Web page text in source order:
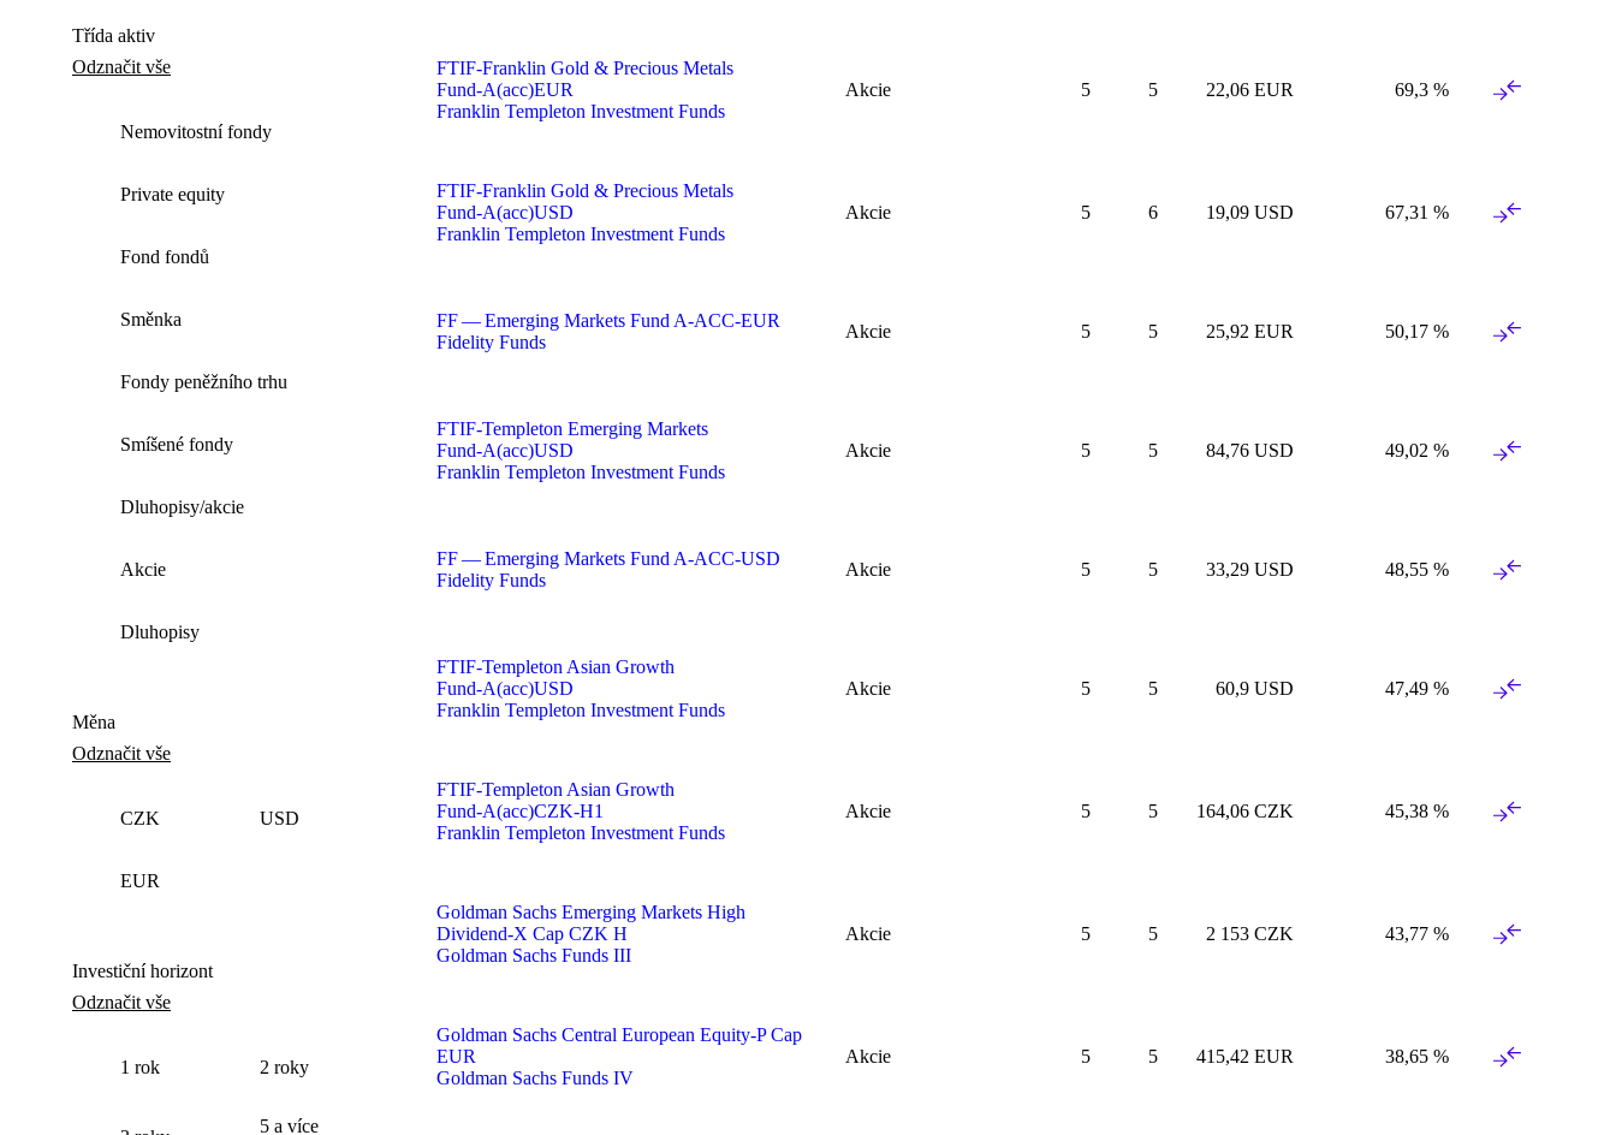
Třída aktiv
Odznačit vše
Nemovitostní fondy
Private equity
Fond fondů
Směnka
Fondy peněžního trhu
Smíšené fondy
Dluhopisy/akcie
Akcie
Dluhopisy
Měna
Odznačit vše
CZK USD
EUR
Investiční horizont
Odznačit vše
1 rok 2 roky
5a více
FTIF-Franklin Gold & Precious Metals
Fund‑A(acc)EUR
Franklin Templeton Investment Funds
Akcie 5 5 22,06 EUR 69,3 %
FTIF-Franklin Gold & Precious Metals
Fund‑A(acc)USD
Franklin Templeton Investment Funds
Akcie 5 6 19,09 USD 67,31 %
FF— Emerging Markets Fund A‑ACC-EUR
Fidelity Funds
Akcie 5 5 25,92 EUR 50,17 %
FTIF-Templeton Emerging Markets
Fund‑A(acc)USD
Franklin Templeton Investment Funds
Akcie 5 5 84,76 USD 49,02 %
FF— Emerging Markets Fund A‑ACC-USD
Fidelity Funds
Akcie 5 5 33,29 USD 48,55 %
FTIF-Templeton Asian Growth
Fund‑A(acc)USD
Franklin Templeton Investment Funds
Akcie 5 5 60,9 USD 47,49 %
FTIF-Templeton Asian Growth
Fund‑A(acc)CZK-H1
Franklin Templeton Investment Funds
Akcie 5 5 164,06 CZK 45,38 %
Goldman Sachs Emerging Markets High
Dividend‑X Cap CZK H
Goldman Sachs Funds III
Akcie 5 5 2 153 CZK 43,77 %
Goldman Sachs Central European Equity‑P Cap
EUR
Goldman Sachs Funds IV
Akcie 5 5 415,42 EUR 38,65 %